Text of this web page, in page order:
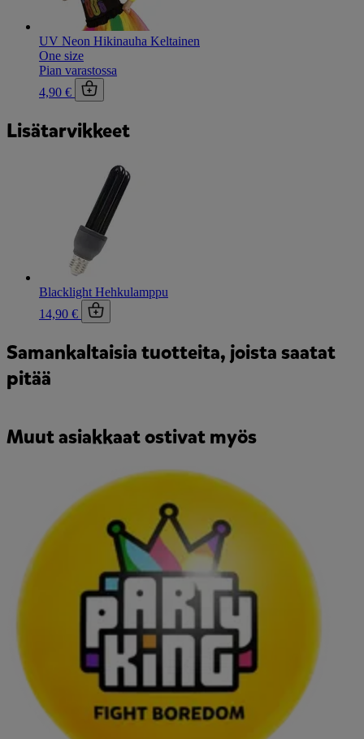
UV Neon Hikinauha Keltainen
One size
Pian varastossa
4,90 €
Lisätarvikkeet
Blacklight Hehkulamppu
14,90 €
Samankaltaisia tuotteita, joista saatat
pitää
Muut asiakkaat ostivat myös